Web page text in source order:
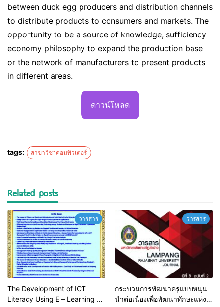
between duck egg producers and distribution channels
to distribute products to consumers and markets. The
opportunity to be a source of knowledge, sufficiency
economy philosophy to expand the production base
or the network of manufacturers to present products
in different areas.
ดาวน์โหลด
tags: สาขาวิชาคอมพิวเตอร์
Related posts
วารสาร
The Development of ICT
Literacy Using E – Learning as
วารสาร
กระบวนการพัฒนาครูแบบหนุน
นำต่อเนื่องเพื่อพัฒนาทักษะแห่ง